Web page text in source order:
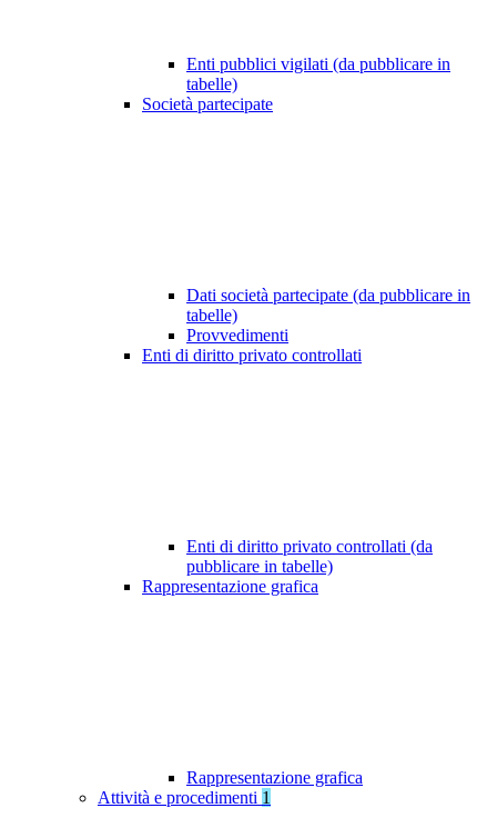
Enti pubblici vigilati (da pubblicare in
tabelle)
Società partecipate
Dati società partecipate (da pubblicare in
tabelle)
Provvedimenti
Enti di diritto privato controllati
Enti di diritto privato controllati (da
pubblicare in tabelle)
Rappresentazione grafica
Rappresentazione grafica
Attività e procedimenti 1